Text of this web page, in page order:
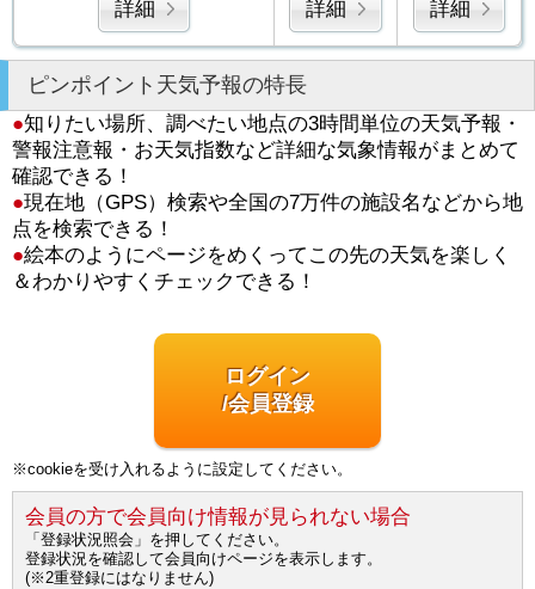
詳細 詳細 詳細
ピンポイント天気予報の特長
●知りたい場所、調べたい地点の3時間単位の天気予報・
警報注意報・お天気指数など詳細な気象情報がまとめて
確認できる！
●現在地（GPS）検索や全国の7万件の施設名などから地
点を検索できる！
●絵本のようにページをめくってこの先の天気を楽しく
＆わかりやすくチェックできる！
ログイン
/会員登録
※cookieを受け入れるように設定してください。
会員の方で会員向け情報が見られない場合
「登録状況照会」を押してください。
登録状況を確認して会員向けページを表示します。
(※2重登録にはなりません)